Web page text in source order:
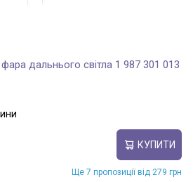
дальнього світла 1 987 301 013
КУПИТИ
Ще 7 пропозиції від 279 грн